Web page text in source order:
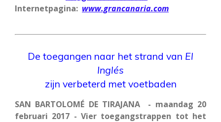
Internetpagina: www.grancanaria.com
De toegangen naar het strand van El
Inglés
zijn verbeterd met voetbaden
SAN BARTOLOMÉ DE TIRAJANA - maandag 20
februari 2017 - Vier toegangstrappen tot het